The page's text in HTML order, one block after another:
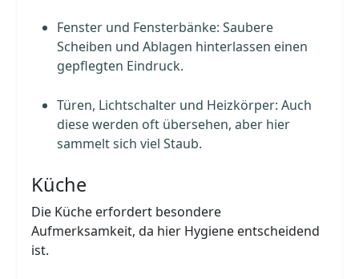
Fenster und Fensterbänke: Saubere
Scheiben und Ablagen hinterlassen einen
gepflegten Eindruck.
Türen, Lichtschalter und Heizkörper: Auch
diese werden oft übersehen, aber hier
sammelt sich viel Staub.
Küche
Die Küche erfordert besondere
Aufmerksamkeit, da hier Hygiene entscheidend
ist.